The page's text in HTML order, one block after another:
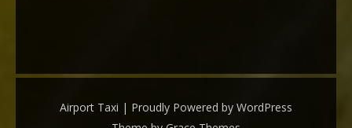
Airport Taxi | Proudly Powered by WordPress